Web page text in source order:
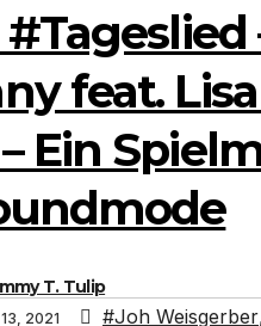
feat.
Ein
T. Tulip
2021 #Joh Weisgerber